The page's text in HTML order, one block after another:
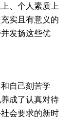
、个人素质上
实且有意义的
发扬这些优
自己刻苦学
成了认真对待
会要求的新时